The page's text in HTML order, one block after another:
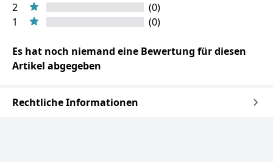
2
(0)
1
(0)
Es hat noch niemand eine Bewertung für diesen
Artikel abgegeben
Rechtliche Informationen